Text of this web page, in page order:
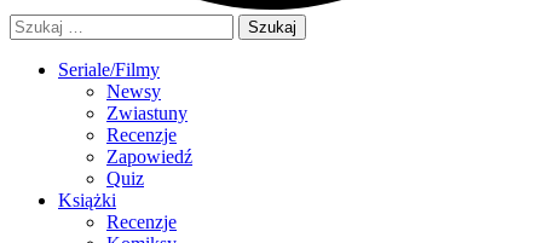
Szukaj:
Seriale/Filmy
Newsy
Zwiastuny
Recenzje
Zapowiedź
Quiz
Książki
Recenzje